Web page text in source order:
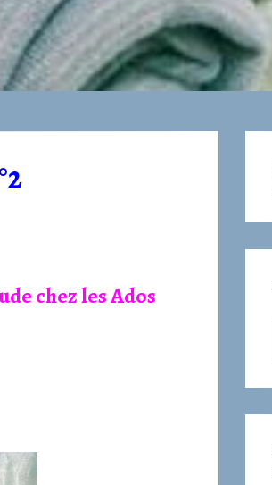
chez les Ados